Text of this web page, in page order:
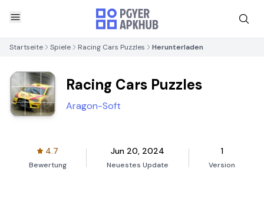
Startseite Spiele Racing Cars Puzzles Herunterladen
Racing Cars Puzzles
Aragon-Soft
4.7
Bewertung
Jun 20, 2024
Neuestes Update
1
Version